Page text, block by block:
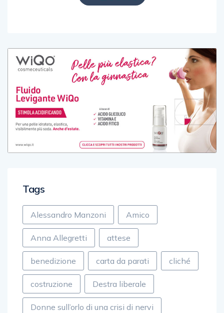
Tags
Alessandro Manzoni Amico
Anna Allegretti attese
benedizione carta da parati cliché
costruzione Destra liberale
Donne sull’orlo di una crisi di nervi